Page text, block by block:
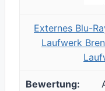
Externes Blu-
Laufwerk